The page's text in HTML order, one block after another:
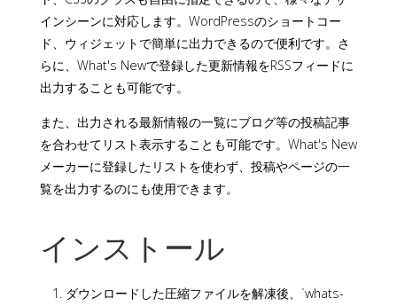
インシーンに対応します。WordPressのショートコー
ド、ウィジェットで簡単に出力できるので便利です。さ
らに、What's Newで登録した更新情報をRSSフィードに
出力することも可能です。
また、出力される最新情報の一覧にブログ等の投稿記事
を合わせてリスト表示することも可能です。What's New
メーカーに登録したリストを使わず、投稿やページの一
覧を出力するのにも使用できます。
インストール
ダウンロードした圧縮ファイルを解凍後、`whats-